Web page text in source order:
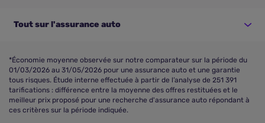
Tout sur l'assurance auto
*Économie moyenne observée sur notre comparateur sur la période du
01/03/2026 au 31/05/2026 pour une assurance auto et une garantie
tous risques. Étude interne effectuée à partir de l’analyse de 251 391
tarifications : différence entre la moyenne des offres restituées et le
meilleur prix proposé pour une recherche d'assurance auto répondant à
ces critères sur la période indiquée.